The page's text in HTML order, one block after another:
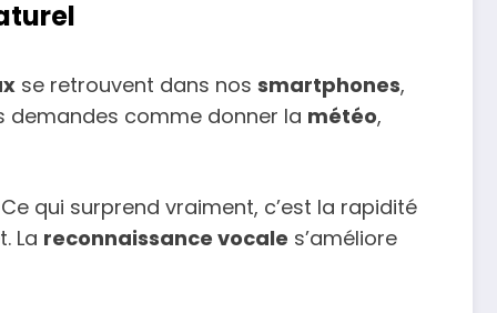
se retrouvent dans nos smartphones,
demandes comme donner la météo,
qui surprend vraiment, c’est la rapidité
La reconnaissance vocale s’améliore